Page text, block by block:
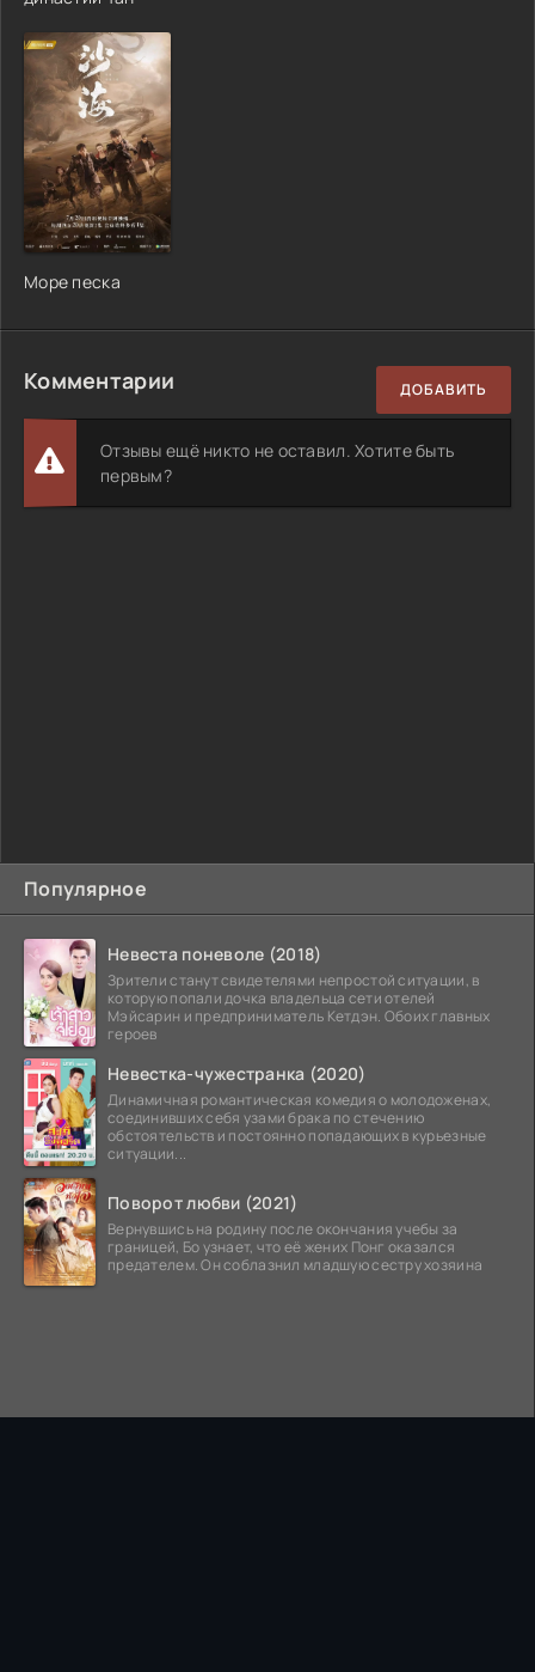
Популярное
Невеста поневоле (2018)
Зрители станут свидетелями непростой ситуации, в
которую попали дочка владельца сети отелей
Мэйсарин и предприниматель Кетдэн. Обоих главных
героев
Невестка-чужестранка (2020)
Динамичная романтическая комедия о молодоженах,
соединивших себя узами брака по стечению
обстоятельств и постоянно попадающих в курьезные
ситуации...
Поворот любви (2021)
Вернувшись на родину после окончания учебы за
границей, Бо узнает, что её жених Понг оказался
предателем. Он соблазнил младшую сестру хозяина
Море песка
Комментарии ДОБАВИТЬ
Отзывы ещё никто не оставил. Хотите быть
первым?